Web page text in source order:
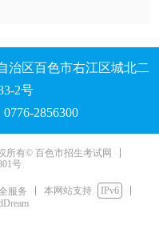
治区百色市右江区城北二
2号
2856300
所有© 百色市招生考试网
号
服务 本网站支持
IPv6